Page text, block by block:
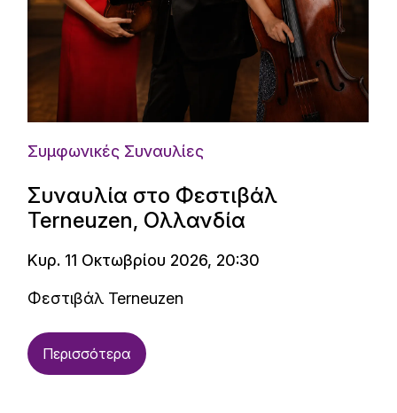
Συμφωνικές Συναυλίες
Συναυλία στο Φεστιβάλ
Terneuzen, Ολλανδία
Κυρ. 11 Οκτωβρίου 2026, 20:30
Φεστιβάλ Terneuzen
Περισσότερα